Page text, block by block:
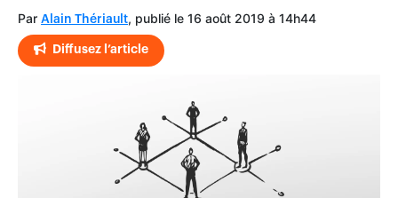
Par Alain Thériault, publié le 16 août 2019 à 14h44
Diffusez l’article